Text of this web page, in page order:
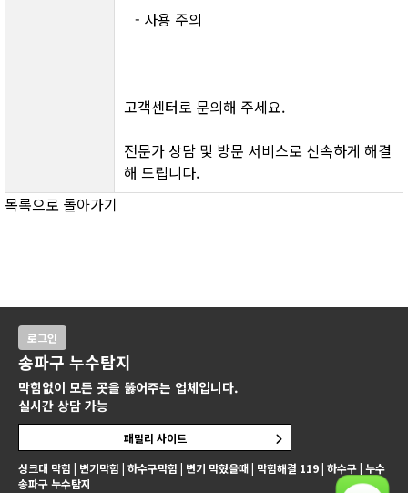
   - 사용 주의
고객센터로 문의해 주세요.
전문가 상담 및 방문 서비스로 신속하게 해결
해 드립니다.
목록으로 돌아가기
싱크대 막힘 | 변기막힘 | 하수구막힘 | 변기 막혔을때 | 막힘해결 119 | 하수구 | 누수
송파구 누수탐지
로그인
송파구 누수탐지
막힘없이 모든 곳을 뚫어주는 업체입니다.
실시간 상담 가능
패밀리 사이트